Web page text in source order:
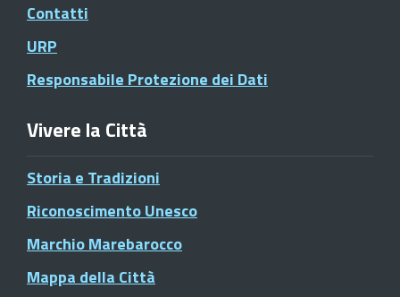
Contatti
URP
Responsabile Protezione dei Dati
Vivere la Città
Storia e Tradizioni
Riconoscimento Unesco
Marchio Marebarocco
Mappa della Città